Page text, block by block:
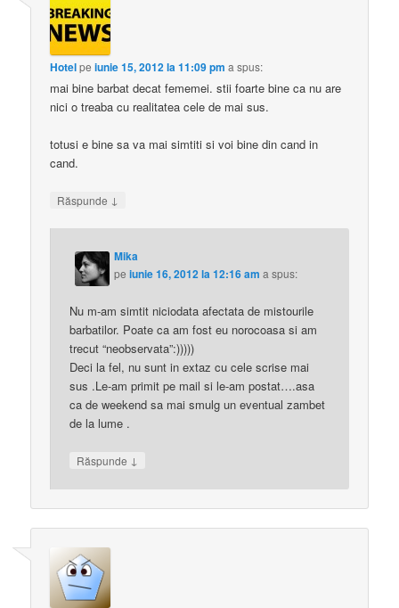
Hotelpeiunie 15, 2012 la 11:09 pm a spus:
mai bine barbat decat fememei. stii foarte bine ca nu are
nici o treaba cu realitatea cele de mai sus.
totusi e bine sa va mai simtiti si voi bine din cand in
cand.
Răspunde ↓
Mika
peiunie 16, 2012 la 12:16 am a spus:
Nu m-am simtit niciodata afectata de mistourile
barbatilor. Poate ca am fost eu norocoasa si am
trecut “neobservata”:)))))
Deci la fel, nu sunt in extaz cu cele scrise mai
sus .Le-am primit pe mail si le-am postat….asa
ca de weekend sa mai smulg un eventual zambet
de la lume .
Răspunde ↓